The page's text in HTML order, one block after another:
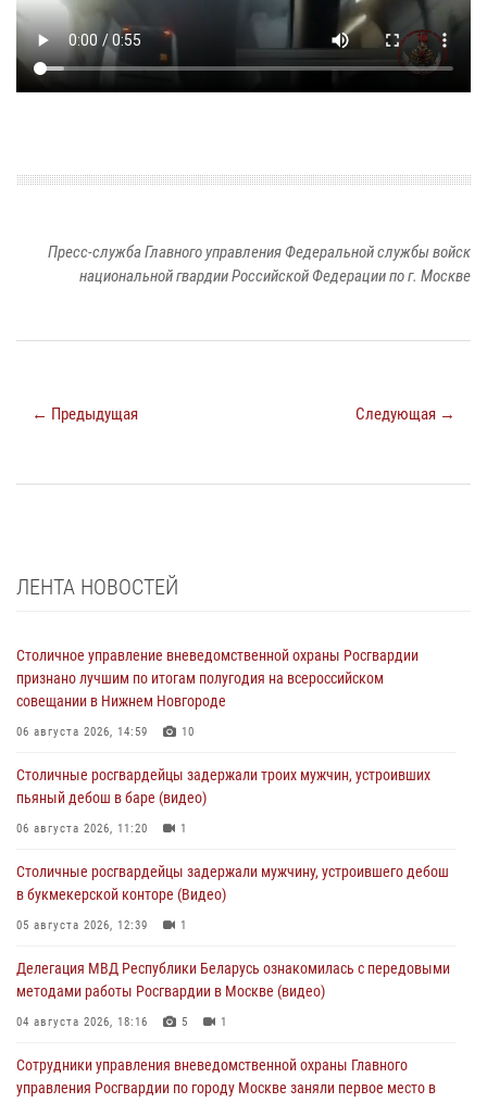
Пресс-служба Главного управления Федеральной службы войск
национальной гвардии Российской Федерации по г. Москве
← Предыдущая Следующая →
ЛЕНТА НОВОСТЕЙ
Столичное управление вневедомственной охраны Росгвардии
признано лучшим по итогам полугодия на всероссийском
совещании в Нижнем Новгороде
06 августа 2026, 14:59 10
Столичные росгвардейцы задержали троих мужчин, устроивших
пьяный дебош в баре (видео)
06 августа 2026, 11:20 1
Столичные росгвардейцы задержали мужчину, устроившего дебош
в букмекерской конторе (Видео)
05 августа 2026, 12:39 1
Делегация МВД Республики Беларусь ознакомилась с передовыми
методами работы Росгвардии в Москве (видео)
04 августа 2026, 18:16 5 1
Сотрудники управления вневедомственной охраны Главного
управления Росгвардии по городу Москве заняли первое место в